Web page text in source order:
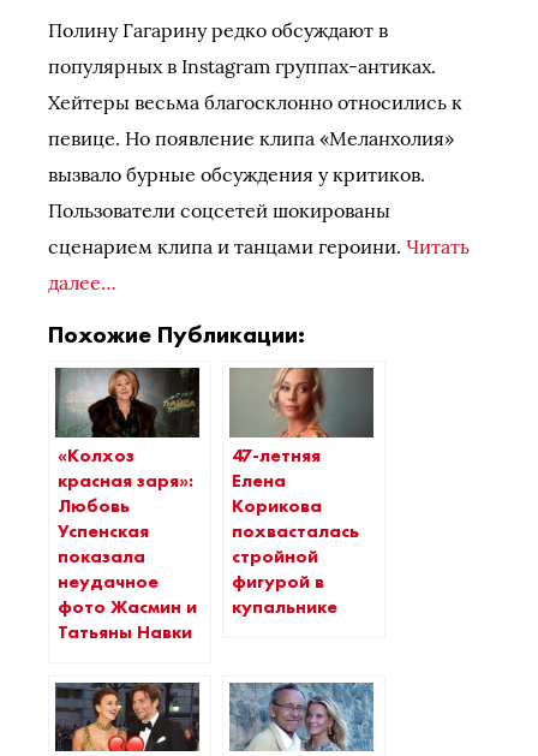
Полину Гагарину редко обсуждают в
популярных в Instagram группах-антиках.
Хейтеры весьма благосклонно относились к
певице. Но появление клипа «Меланхолия»
вызвало бурные обсуждения у критиков.
Пользователи соцсетей шокированы
сценарием клипа и танцами героини. Читать
далее…
Похожие Публикации:
«Колхоз
красная заря»:
Любовь
Успенская
показала
неудачное
фото Жасмин и
Татьяны Навки
47-летняя
Елена
Корикова
похвасталась
стройной
фигурой в
купальнике